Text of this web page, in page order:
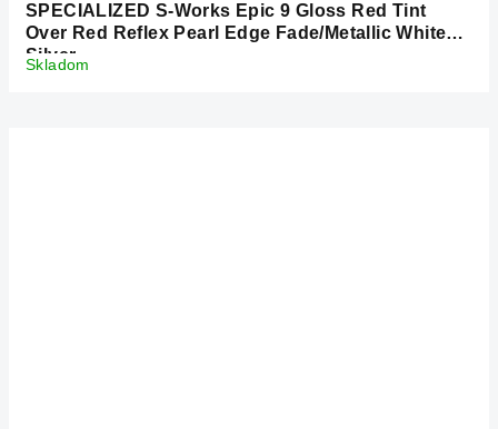
SPECIALIZED S-Works Epic 9 Gloss Red Tint
Over Red Reflex Pearl Edge Fade/Metallic White
Silver
Skladom